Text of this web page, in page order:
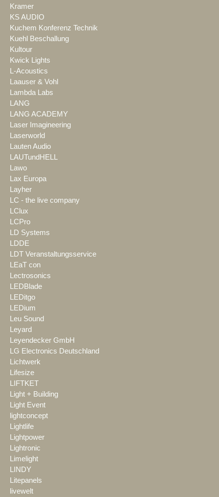
Kramer
KS AUDIO
Kuchem Konferenz Technik
Kuehl Beschallung
Kultour
Kwick Lights
L-Acoustics
Laauser & Vohl
Lambda Labs
LANG
LANG ACADEMY
Laser Imagineering
Laserworld
Lauten Audio
LAUTundHELL
Lawo
Lax Europa
Layher
LC - the live company
LClux
LCPro
LD Systems
LDDE
LDT Veranstaltungsservice
LEaT con
Lectrosonics
LEDBlade
LEDitgo
LEDium
Leu Sound
Leyard
Leyendecker GmbH
LG Electronics Deutschland
Lichtwerk
Lifesize
LIFTKET
Light + Building
Light Event
lightconcept
Lightlife
Lightpower
Lightronic
Limelight
LINDY
Litepanels
livewelt